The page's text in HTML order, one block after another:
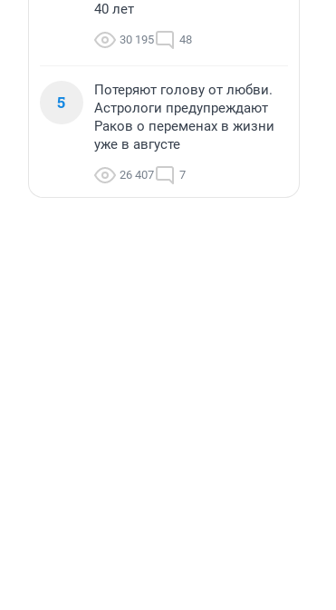
40 лет
30 195 48
5
Потеряют голову от любви.
Астрологи предупреждают
Раков о переменах в жизни
уже в августе
26 407 7